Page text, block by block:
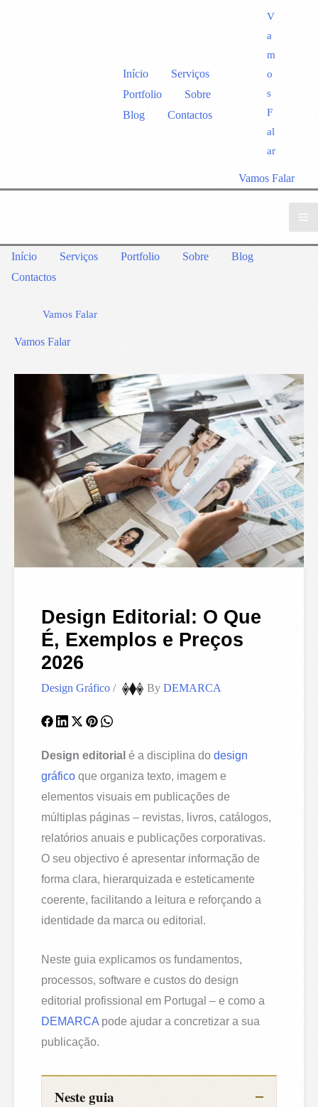
Início
Serviços
Portfolio
Sobre
Blog
Contactos
V
a
m
o
s
F
al
ar
Vamos Falar
Início Serviços Portfolio Sobre
Blog
Contactos
Vamos Falar
Vamos Falar
Design Editorial: O Que
É, Exemplos e Preços
2026
Design Gráfico / ByDEMARCA
Design editorial é a disciplina dodesign
gráfico que organiza texto, imagem e
elementos visuais em publicações de
múltiplas páginas – revistas, livros, catálogos,
relatórios anuais e publicações corporativas.
O seu objectivo é apresentar informação de
forma clara, hierarquizada e esteticamente
coerente, facilitando a leitura e reforçando a
identidade da marca ou editorial.
Neste guia explicamos os fundamentos,
processos, software e custos do design
editorial profissional em Portugal – e como a
DEMARCA pode ajudar a concretizar a sua
publicação.
Neste guia